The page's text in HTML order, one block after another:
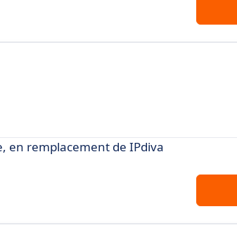
en remplacement de IPdiva